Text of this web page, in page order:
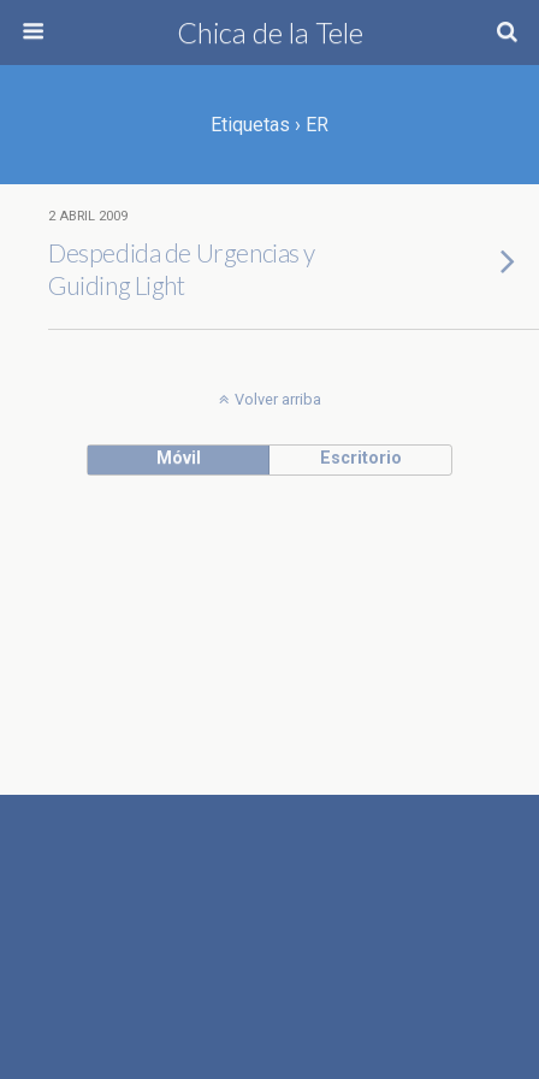
Chica de la Tele
Etiquetas › ER
2 ABRIL 2009
Despedida de Urgencias y
Guiding Light
Volver arriba
Móvil Escritorio